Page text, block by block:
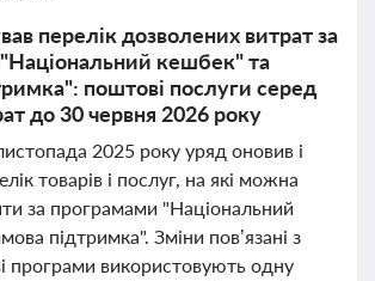
перелік дозволених витрат за
кешбек" та
поштові послуги серед
до 30 червня 2026 року
2025 року уряд оновив і
товарів і послуг, на які можна
за програмами "Національний
підтримка". Зміни пов’язані з
програми використовують одну